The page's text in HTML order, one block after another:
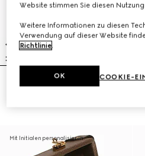
Mit Initialen personalisieren
Website stimmen Sie diesen
Weitere Informationen zu diesen
Verwendung auf dieser Website
Richtlinie.
COOKIE-
OK